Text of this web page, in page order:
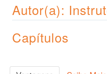
Autor(a):
Capítulos